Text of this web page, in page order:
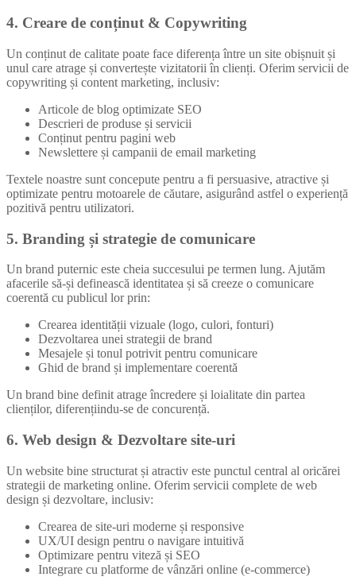
4. Creare de conținut & Copywriting
Un conținut de calitate poate face diferența între un site obișnuit și
unul care atrage și convertește vizitatorii în clienți. Oferim servicii de
copywriting și content marketing, inclusiv:
Articole de blog optimizate SEO
Descrieri de produse și servicii
Conținut pentru pagini web
Newslettere și campanii de email marketing
Textele noastre sunt concepute pentru a fi persuasive, atractive și
optimizate pentru motoarele de căutare, asigurând astfel o experiență
pozitivă pentru utilizatori.
5. Branding și strategie de comunicare
Un brand puternic este cheia succesului pe termen lung. Ajutăm
afacerile să-și definească identitatea și să creeze o comunicare
coerentă cu publicul lor prin:
Crearea identității vizuale (logo, culori, fonturi)
Dezvoltarea unei strategii de brand
Mesajele și tonul potrivit pentru comunicare
Ghid de brand și implementare coerentă
Un brand bine definit atrage încredere și loialitate din partea
clienților, diferențiindu-se de concurență.
6. Web design & Dezvoltare site-uri
Un website bine structurat și atractiv este punctul central al oricărei
strategii de marketing online. Oferim servicii complete de web
design și dezvoltare, inclusiv:
Crearea de site-uri moderne și responsive
UX/UI design pentru o navigare intuitivă
Optimizare pentru viteză și SEO
Integrare cu platforme de vânzări online (e-commerce)